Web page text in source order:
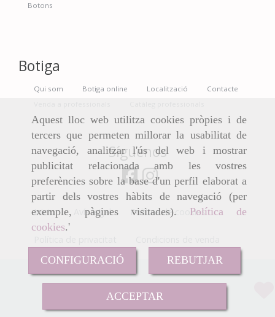
Aquest lloc web utilitza cookies pròpies i de
tercers que permeten millorar la usabilitat de
navegació, analitzar l'ús del web i mostrar
publicitat relacionada amb les vostres
preferències sobre la base d'un perfil elaborat a
partir dels vostres hàbits de navegació (per
exemple, pàgines visitades). Política de
cookies.'
CONFIGURACIÓ REBUTJAR
ACCEPTAR
Sense Preu
Botons
Botiga
Qui som Botiga online Localització
Contacte
Síguenos
Inicio Avís legal Política de cookies